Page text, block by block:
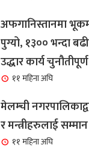
अफगानिस्तानमा
पुग्यो, १३०० भन्दा
उद्धार कार्य चुनौतीपूर्ण
११ महिना अघि
मेलम्ची
र मन्त्रीहरुलाई सम्मान
११ महिना अघि